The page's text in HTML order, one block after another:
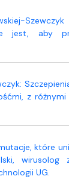
jest, aby
z
które
wirusolog z
UG.